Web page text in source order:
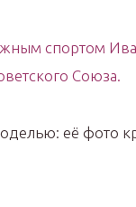
спортом
Союза.
её фото